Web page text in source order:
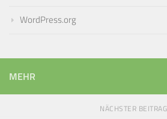
WordPress.org
MEHR
NÄCHSTER BEITRAG